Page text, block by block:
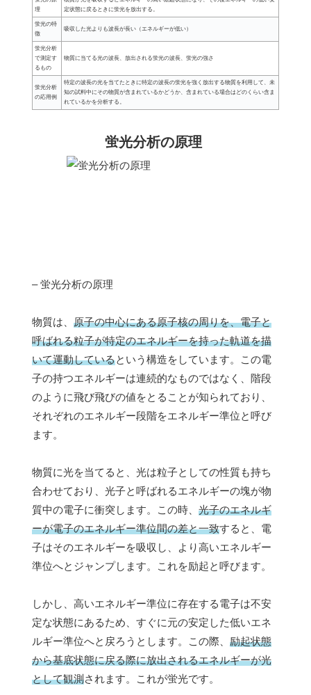
理
定状態に戻るときに蛍光を放出する。
蛍光の特
徴
吸収した光よりも波長が長い（エネルギーが低い）
蛍光分析
で測定す
るもの
物質に当てる光の波長、放出される蛍光の波長、蛍光の強さ
蛍光分析
の応用例
特定の波長の光を当てたときに特定の波長の蛍光を強く放出する物質を利用して、未
知の試料中にその物質が含まれているかどうか、含まれている場合はどのくらい含ま
れているかを分析する。
蛍光分析の原理
– 蛍光分析の原理
物質は、 原子の中心にある原子核の周りを、電子と
呼ばれる粒子が特定のエネルギーを持った軌道を描
いて運動しているという構造をしています。この電
子の持つエネルギーは連続的なものではなく、階段
のように飛び飛びの値をとることが知られており、
それぞれのエネルギー段階をエネルギー準位と呼び
ます。
物質に光を当てると、光は粒子としての性質も持ち
合わせており、光子と呼ばれるエネルギーの塊が物
質中の電子に衝突します。この時、 光子のエネルギ
ーが電子のエネルギー準位間の差と一致すると、電
子はそのエネルギーを吸収し、より高いエネルギー
準位へとジャンプします。これを励起と呼びます。
しかし、高いエネルギー準位に存在する電子は不安
定な状態にあるため、すぐに元の安定した低いエネ
ルギー準位へと戻ろうとします。この際、 励起状態
から基底状態に戻る際に放出されるエネルギーが光
として観測されます。これが蛍光です。